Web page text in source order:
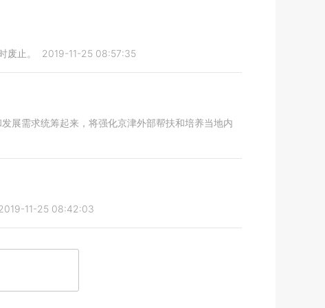
止。 2019-11-25 08:57:35
展需求统筹起来，将强化京津外部帮扶和培养当地内
11-25 08:42:03